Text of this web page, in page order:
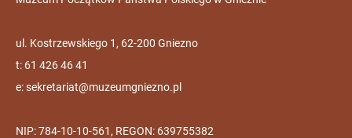
ul. Kostrzewskiego 1, 62-200 Gniezno
t: 61 426 46 41
e:sekretariat@muzeumgniezno.pl
NIP: 784-10-10-561, REGON: 639755382